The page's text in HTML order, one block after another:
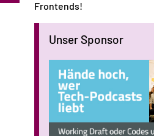
Frontends!
Unser Sponsor